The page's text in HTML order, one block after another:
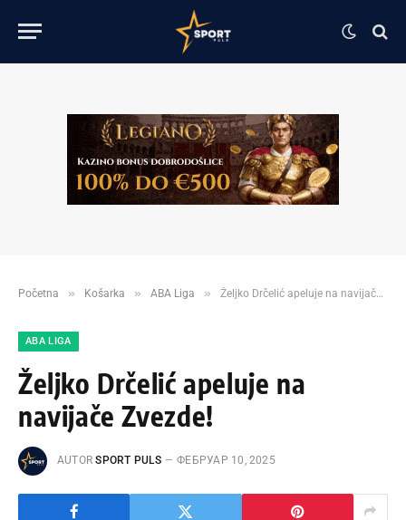
Početna » Košarka » ABA Liga » Željko Drčelić apeluje na navijače Zvezde!
ABA LIGA
Željko Drčelić apeluje na
navijače Zvezde!
AUTOR SPORT PULS ФЕБРУАР 10, 2025